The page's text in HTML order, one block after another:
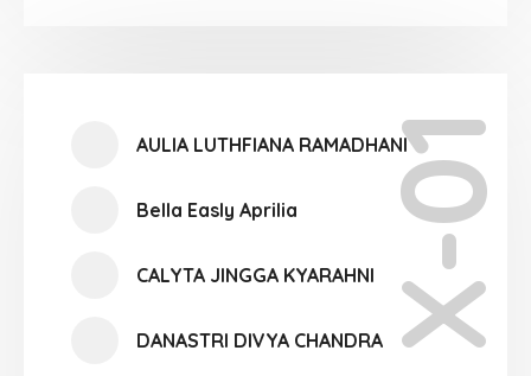
X-01
AULIA LUTHFIANA RAMADHANI
Bella Easly Aprilia
CALYTA JINGGA KYARAHNI
DANASTRI DIVYA CHANDRA